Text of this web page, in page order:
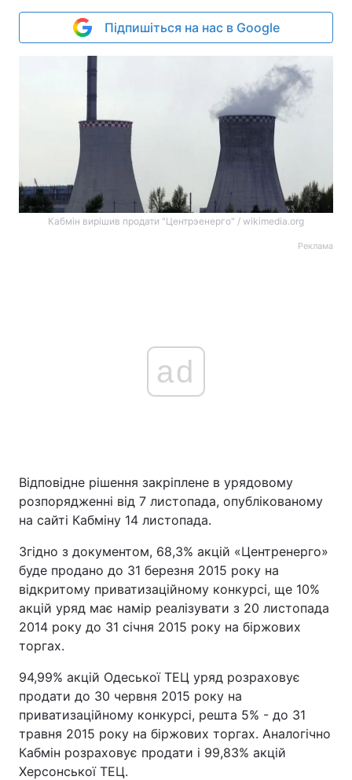
Підпишіться на нас в Google
Кабмін вирішив продати "Центрэенерго" / wikimedia.org
Реклама
ad
Відповідне рішення закріплене в урядовому
розпорядженні від 7 листопада, опублікованому
на сайті Кабміну 14 листопада.
Згідно з документом, 68,3% акцій «Центренерго»
буде продано до 31 березня 2015 року на
відкритому приватизаційному конкурсі, ще 10%
акцій уряд має намір реалізувати з 20 листопада
2014 року до 31 січня 2015 року на біржових
торгах.
94,99% акцій Одеської ТЕЦ уряд розраховує
продати до 30 червня 2015 року на
приватизаційному конкурсі, решта 5% - до 31
травня 2015 року на біржових торгах. Аналогічно
Кабмін розраховує продати і 99,83% акцій
Херсонської ТЕЦ.